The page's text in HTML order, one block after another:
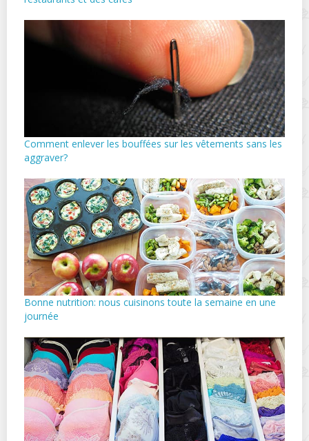
Comment enlever les bouffées sur les vêtements sans les
aggraver?
Bonne nutrition: nous cuisinons toute la semaine en une
journée